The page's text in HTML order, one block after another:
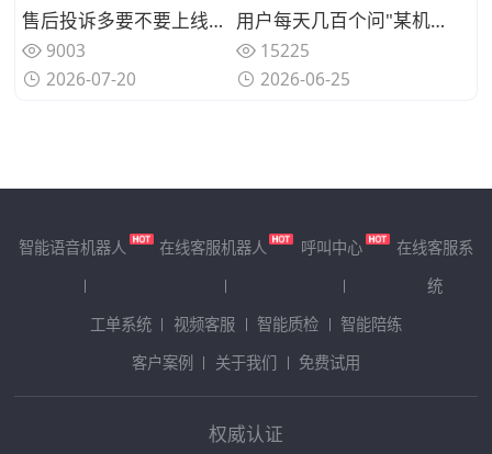
售后投诉多要不要上线呼叫中心系统？规范来电处理标准
9003
2026-07-20
用户每天几百个问"某机型回收多少钱"、人工查型号报价慢还漏单？用智能电话呼叫中心系统自动识别型号并实时报价
15225
2026-06-25
智能语音机器人 在线客服机器人 呼叫中心
在线客服系
统
工单系统
视频客服 智能质检
智能陪练
客户案例
关于我们 免费试用
权威认证